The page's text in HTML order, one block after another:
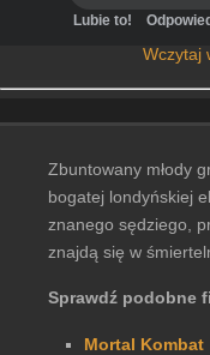
Lubie to!
Wczytaj
Zbuntowany młody
bogatej londyńskiej
znanego sędziego,
znajdą się w
Sprawdź podobne
Mortal Kombat